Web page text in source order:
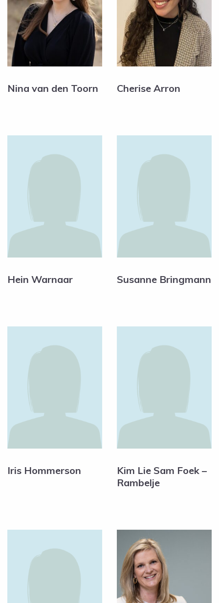
Nina van den Toorn Cherise Arron
Hein Warnaar Susanne Bringmann
Iris Hommerson
Kim Lie Sam Foek –
Rambelje